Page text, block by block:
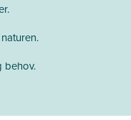
behov.